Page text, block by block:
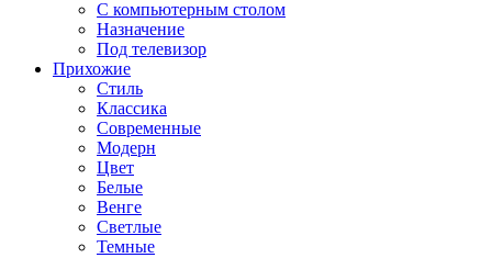
С компьютерным столом
Назначение
Под телевизор
Прихожие
Стиль
Классика
Современные
Модерн
Цвет
Белые
Венге
Светлые
Темные